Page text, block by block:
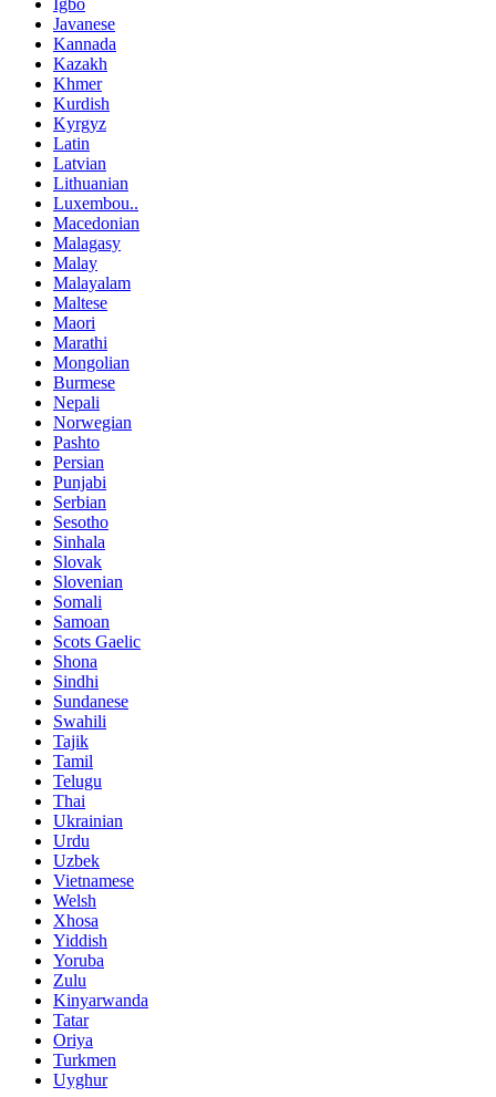
Igbo
Javanese
Kannada
Kazakh
Khmer
Kurdish
Kyrgyz
Latin
Latvian
Lithuanian
Luxembou..
Macedonian
Malagasy
Malay
Malayalam
Maltese
Maori
Marathi
Mongolian
Burmese
Nepali
Norwegian
Pashto
Persian
Punjabi
Serbian
Sesotho
Sinhala
Slovak
Slovenian
Somali
Samoan
Scots Gaelic
Shona
Sindhi
Sundanese
Swahili
Tajik
Tamil
Telugu
Thai
Ukrainian
Urdu
Uzbek
Vietnamese
Welsh
Xhosa
Yiddish
Yoruba
Zulu
Kinyarwanda
Tatar
Oriya
Turkmen
Uyghur